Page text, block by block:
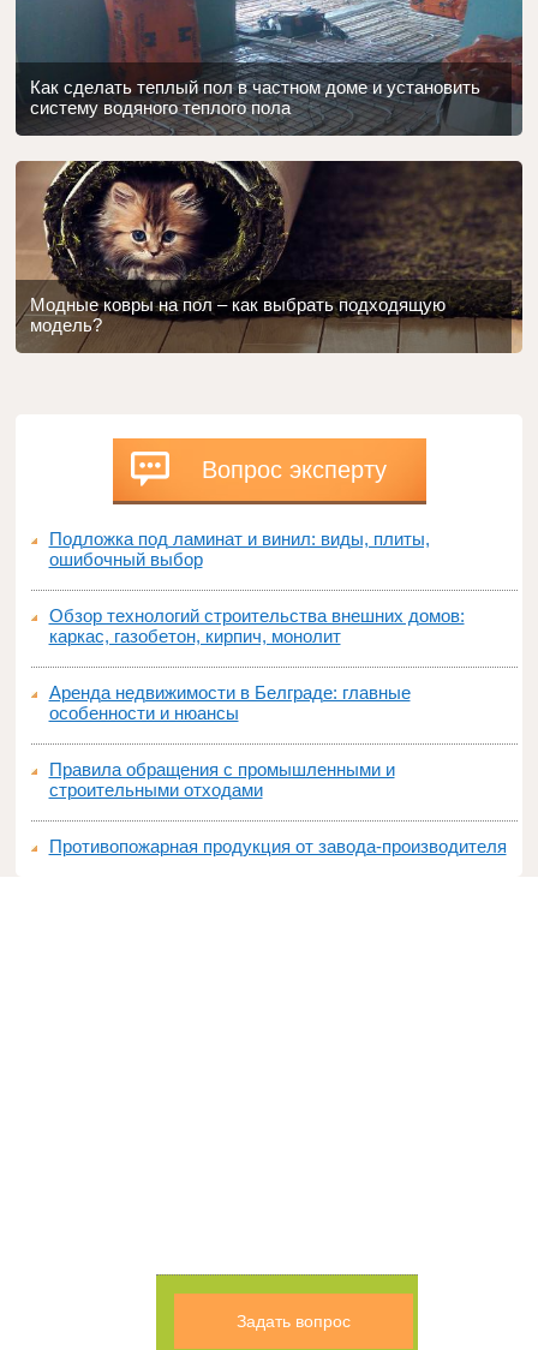
Как сделать теплый пол в частном доме и установить
систему водяного теплого пола
Модные ковры на пол – как выбрать подходящую
модель?
Вопрос эксперту
Подложка под ламинат и винил: виды, плиты,
ошибочный выбор
Обзор технологий строительства внешних домов:
каркас, газобетон, кирпич, монолит
Аренда недвижимости в Белграде: главные
особенности и нюансы
Правила обращения с промышленными и
строительными отходами
Противопожарная продукция от завода-производителя
Задать вопрос